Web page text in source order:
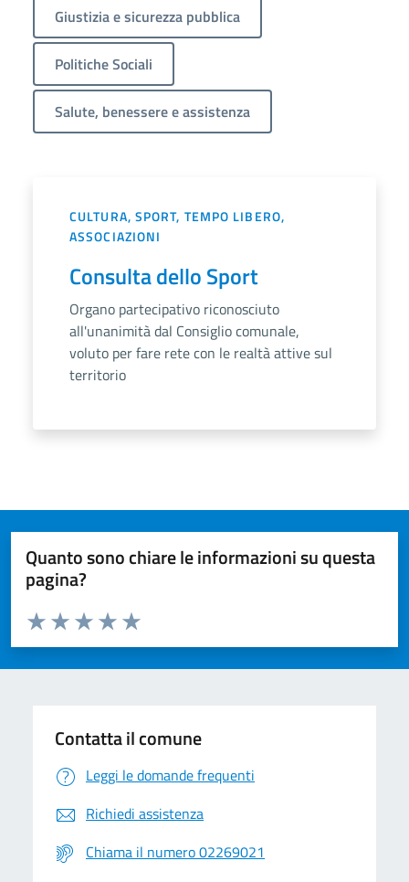
Giustizia e sicurezza pubblica
Politiche Sociali
Salute, benessere e assistenza
CULTURA, SPORT, TEMPO LIBERO,
ASSOCIAZIONI
Consulta dello Sport
Organo partecipativo riconosciuto
all'unanimità dal Consiglio comunale,
voluto per fare rete con le realtà attive sul
territorio
Quanto sono chiare le informazioni su questa
pagina?
Valuta da 1 a 5 stelle la pagina
Valuta 5 stelle su 5
Valuta 4 stelle su 5
Valuta 3 stelle su 5
Valuta 2 stelle su 5
Valuta 1 stelle su 5
Contatta il comune
Leggi le domande frequenti
Richiedi assistenza
Chiama il numero 02269021